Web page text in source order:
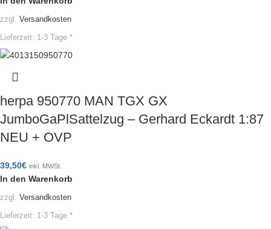
zzgl. Versandkosten
Lieferzeit: 1-3 Tage *
herpa 950770 MAN TGX GX
JumboGaPlSattelzug – Gerhard Eckardt 1:87
NEU + OVP
39,50€ inkl. MWSt.
In den Warenkorb
zzgl. Versandkosten
Lieferzeit: 1-3 Tage *